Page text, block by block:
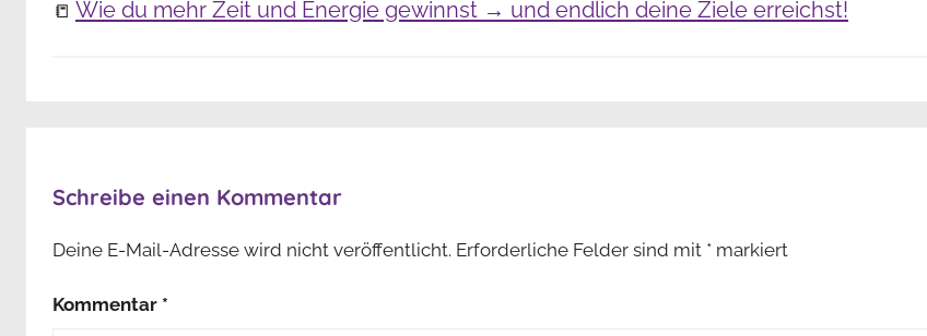
📒 Wie du mehr Zeit und Energie gewinnst → und endlich deine Ziele erreichst!
Schreibe einen Kommentar
Deine E-Mail-Adresse wird nicht veröffentlicht. Erforderliche Felder sind mit * markiert
Kommentar *